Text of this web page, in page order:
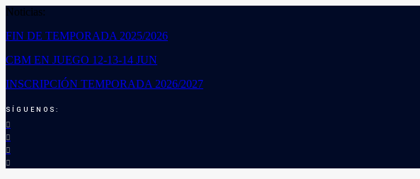
Noticias:
FIN DE TEMPORADA 2025/2026
CBM EN JUEGO 12-13-14 JUN
INSCRIPCIÓN TEMPORADA 2026/2027
SÍGUENOS: